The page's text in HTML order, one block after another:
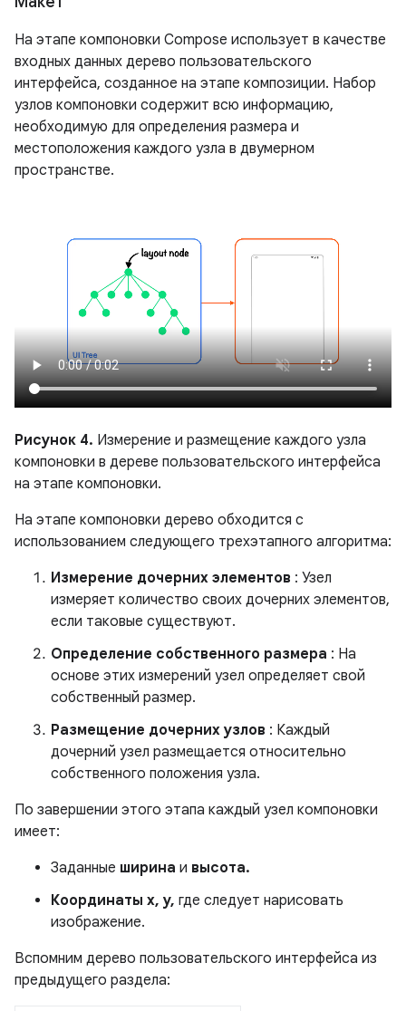
На этапе компоновки Compose использует в качестве
входных данных дерево пользовательского
интерфейса, созданное на этапе композиции. Набор
узлов компоновки содержит всю информацию,
необходимую для определения размера и
местоположения каждого узла в двумерном
пространстве.
Рисунок 4. Измерение и размещение каждого узла
компоновки в дереве пользовательского интерфейса
на этапе компоновки.
На этапе компоновки дерево обходится с
использованием следующего трехэтапного алгоритма:
Измерение дочерних элементов : Узел
измеряет количество своих дочерних элементов,
если таковые существуют.
Определение собственного размера : На
основе этих измерений узел определяет свой
собственный размер.
Размещение дочерних узлов : Каждый
дочерний узел размещается относительно
собственного положения узла.
По завершении этого этапа каждый узел компоновки
имеет:
Заданные ширина и высота.
Координаты x, y, где следует нарисовать
изображение.
Вспомним дерево пользовательского интерфейса из
предыдущего раздела: